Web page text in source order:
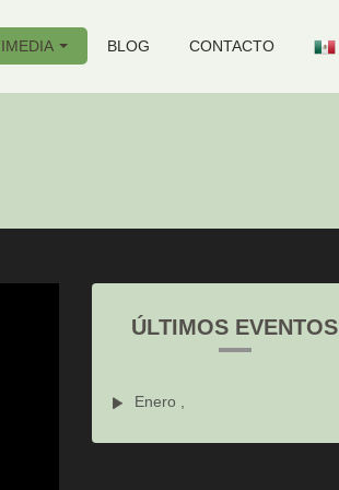
BLOG CONTACTO
ÚLTIMOS EVENTOS
Enero ,